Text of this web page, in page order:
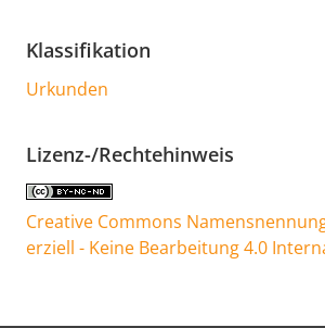
Klassifikation
Urkunden
Lizenz-/Rechtehinweis
Creative Commons
erziell - Keine Bearbeitung 4.0